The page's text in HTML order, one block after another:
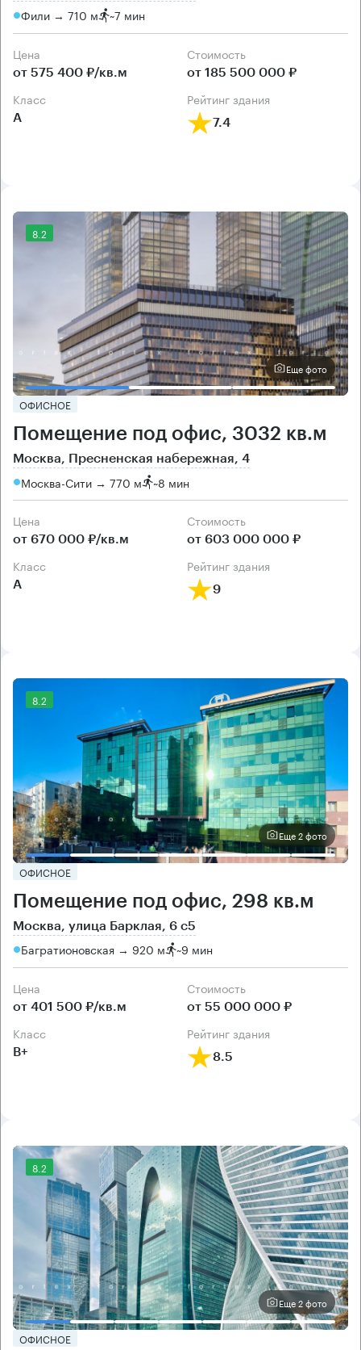
Фили → 710 м ~7 мин
Цена
от 575 400 ₽/кв.м
Cтоимость
от 185 500 000 ₽
класс
А
рейтинг здания
7.4
8.2
Еще фото
ОФИСНОЕ
Помещение под офис, 3032 кв.м
Москва, Пресненская набережная, 4
Москва-Сити → 770 м ~8 мин
Цена
от 670 000 ₽/кв.м
Cтоимость
от 603 000 000 ₽
класс
А
рейтинг здания
9
8.2
Еще 2 фото
ОФИСНОЕ
Помещение под офис, 298 кв.м
Москва, улица Барклая, 6 с5
Багратионовская → 920 м ~9 мин
Цена
от 401 500 ₽/кв.м
Cтоимость
от 55 000 000 ₽
класс
B+
рейтинг здания
8.5
8.2
Еще 2 фото
ОФИСНОЕ